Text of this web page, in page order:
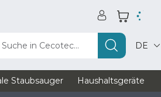
Suche in Cecotec... DE
Staubsauger Haushaltsgeräte